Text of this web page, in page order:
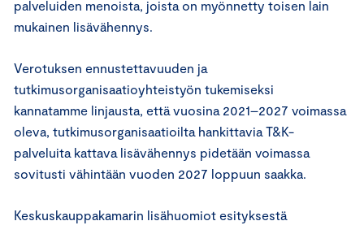
palveluiden menoista, joista on myönnetty toisen lain
mukainen lisävähennys.
Verotuksen ennustettavuuden ja
tutkimusorganisaatioyhteistyön tukemiseksi
kannatamme linjausta, että vuosina 2021–2027 voimassa
oleva, tutkimusorganisaatioilta hankittavia T&K-
palveluita kattava lisävähennys pidetään voimassa
sovitusti vähintään vuoden 2027 loppuun saakka.
Keskuskauppakamarin lisähuomiot esityksestä